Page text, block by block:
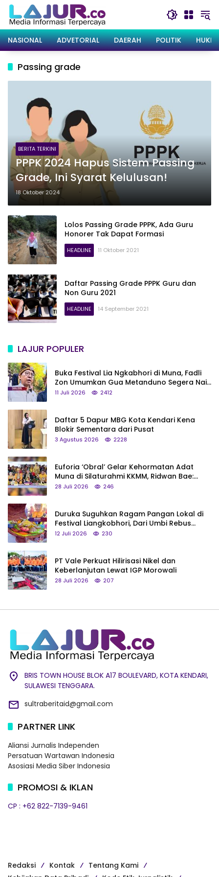
Langsung
konten
NASIONAL
ADVETORIAL DAERAH POLITIK
Passing grade
BERITA TERKINI
PPPK 2024 Hapus Sistem Passing
Grade, Ini Syarat Kelulusan!
18 Oktober 2024
Lolos Passing Grade PPPK, Ada Guru
Honorer Tak Dapat Formasi
HEADLINE 11 Oktober 2021
Daftar Passing Grade PPPK Guru dan
Non Guru 2021
HEADLINE 14 September 2021
LAJUR POPULER
Buka Festival Lia Ngkabhori di Muna, Fadli
Zon Umumkan Gua Metanduno Segera Naik
Status Jadi Cagar Budaya Nasional
11 Juli 2026 2412
Daftar 5 Dapur MBG Kota Kendari Kena
Blokir Sementara dari Pusat
3 Agustus 2026 2228
Euforia ‘Obral’ Gelar Kehormatan Adat
Muna di Silaturahmi KKMM, Ridwan Bae:
Saya Bukan Tipe Begitu, Belum Pantas!
28 Juli 2026 246
Duruka Suguhkan Ragam Pangan Lokal di
Festival Liangkobhori, Dari Umbi Rebus
hingga Tumpeng Beras Muna
12 Juli 2026 230
PT Vale Perkuat Hilirisasi Nikel dan
Keberlanjutan Lewat IGP Morowali
28 Juli 2026 207
BRIS TOWN HOUSE BLOK A17 BOULEVARD, KOTA KENDARI,
SULAWESI TENGGARA.
sultraberitaid@gmail.com
PARTNER LINK
Aliansi Jurnalis Independen
Persatuan Wartawan Indonesia
Asosiasi Media Siber Indonesia
PROMOSI & IKLAN
CP : +62 822-7139-9461
Redaksi Kontak
Tentang Kami